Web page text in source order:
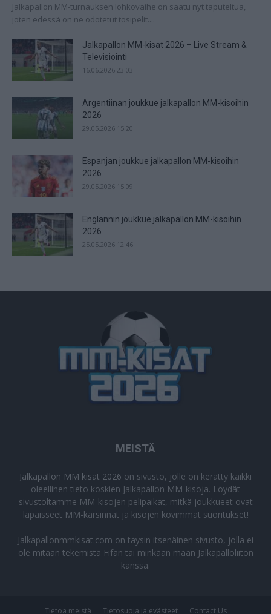
Jalkapallon MM-turnauksen lohkovaihe on saatu nyt taputeltua,
joten edessä on ne odotetut tosipelit....
Jalkapallon MM-kisat 2026 – Live Stream &
Televisiointi
16.06.2026 23:03
Argentiinan joukkue jalkapallon MM-kisoihin
2026
29.05.2026 15:20
Espanjan joukkue jalkapallon MM-kisoihin
2026
29.05.2026 15:09
Englannin joukkue jalkapallon MM-kisoihin
2026
25.05.2026 12:46
MEISTÄ
Jalkapallon MM kisat 2026 on sivusto, jolle on kerätty kaikki
oleellinen tieto koskien Jalkapallon MM-kisoja. Löydät
sivustoltamme MM-kisojen pelipaikat, mitkä joukkueet ovat
läpäisseet MM-karsinnat ja kisojen kovimmat suoritukset!
Jalkapallonmmkisat.com on täysin itsenäinen sivusto, jolla ei
ole mitään tekemistä Fifan tai minkään maan Jalkapalloliiton
kanssa.
Tietoa meistä Tietosuoja ja evästeet Contact Us